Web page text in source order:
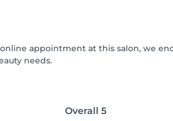
appointment at this salon, we
needs.
Overall 5